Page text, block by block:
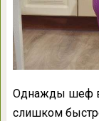
Однажды шеф
слишком